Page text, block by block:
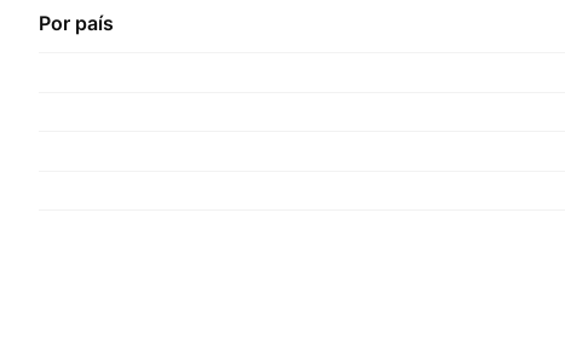
Por país